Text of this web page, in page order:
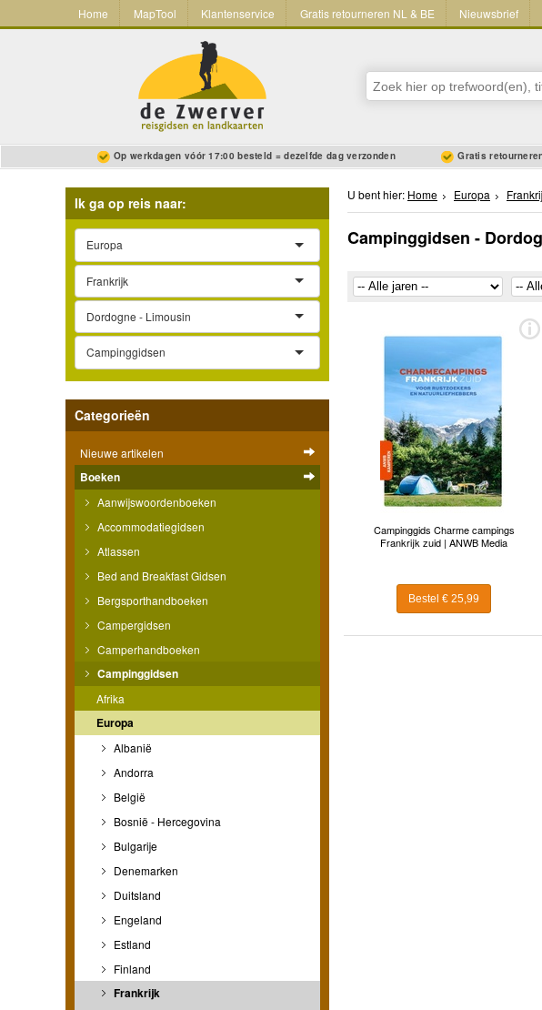
Home MapTool Klantenservice Gratis retourneren NL & BE Nieuwsbrief
Op werkdagen vóór 17:00 besteld = dezelfde dag verzonden Gratis
Ik ga op reis naar:
Europa
Frankrijk
Dordogne - Limousin
Campinggidsen
Categorieën
Nieuwe artikelen
Boeken
Aanwijswoordenboeken
Accommodatiegidsen
Atlassen
Bed and Breakfast Gidsen
Bergsporthandboeken
Campergidsen
Camperhandboeken
Campinggidsen
Afrika
Europa
Albanië
Andorra
België
Bosnië - Hercegovina
Bulgarije
Denemarken
Duitsland
Engeland
Estland
Finland
Frankrijk
U bent hier: Home Europa
Campinggidsen -
Campinggids Charme campings
Frankrijk zuid | ANWB Media
Bestel € 25,99